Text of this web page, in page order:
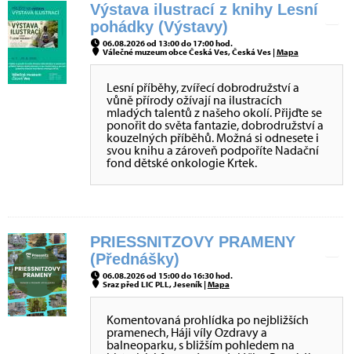
Výstava ilustrací z knihy Lesní
pohádky (Výstavy)
06.08.2026 od 13:00 do 17:00 hod.
Válečné muzeum obce Česká Ves, Česká Ves |Mapa
Lesní příběhy, zvířecí dobrodružství a
vůně přírody ožívají na ilustracích
mladých talentů z našeho okolí. Přijďte se
ponořit do světa fantazie, dobrodružství a
kouzelných příběhů. Možná si odnesete i
svou knihu a zároveň podpoříte Nadační
fond dětské onkologie Krtek.
PRIESSNITZOVY PRAMENY
(Přednášky)
06.08.2026 od 15:00 do 16:30 hod.
Sraz před LIC PLL, Jeseník |Mapa
Komentovaná prohlídka po nejbližších
pramenech, Háji víly Ozdravy a
balneoparku, s bližším pohledem na